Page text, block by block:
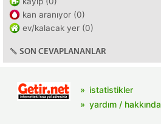
kan aranıyor (0)
ev/kalacak yer (0)
SON CEVAPLANANLAR
istatistikler
yardım / hakkında